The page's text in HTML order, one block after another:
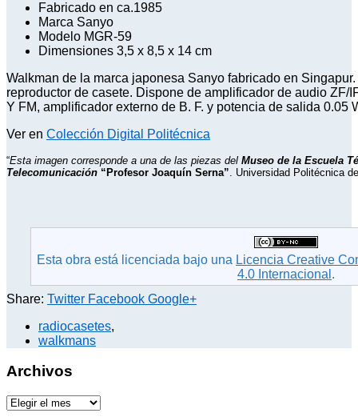
Fabricado en ca.1985
Marca Sanyo
Modelo MGR-59
Dimensiones 3,5 x 8,5 x 14 cm
Walkman de la marca japonesa Sanyo fabricado en
reproductor de casete. Dispone de amplificador de audio ZF/
Y FM, amplificador externo de B. F. y potencia de salida 0.05
Ver en Colección Digital Politécnica
“Esta imagen corresponde a una de las piezas del Museo de la Escuela
Telecomunicación “Profesor Joaquín Serna”. Universidad Politécnica
Esta obra está licenciada bajo una Licencia Creative
4.0 Internacional .
Share: Twitter Facebook Google+
radiocasetes,
walkmans
Archivos
A